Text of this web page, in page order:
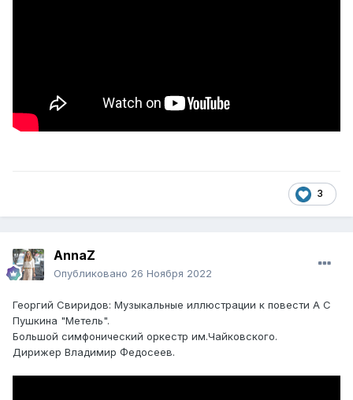
3
AnnaZ
Опубликовано 26 Ноября 2022
Георгий Свиридов: Музыкальные иллюстрации к повести А С
Пушкина "Метель".
Большой симфонический оркестр им.Чайковского.
Дирижер Владимир Федосеев.